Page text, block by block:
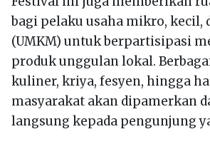
bagi pelaku usaha mikro, kecil,
(UMKM) untuk berpartisipasi
produk unggulan lokal.
kuliner, kriya, fesyen, hingga
masyarakat akan dipamerkan
langsung kepada pengunjung